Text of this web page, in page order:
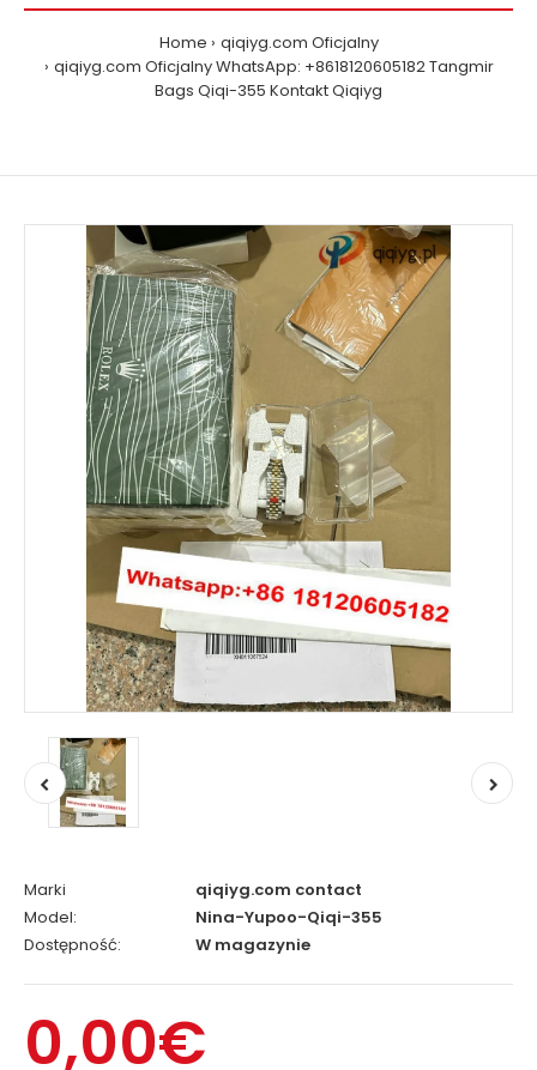
Home
qiqiyg.com Oficjalny
qiqiyg.com Oficjalny WhatsApp: +8618120605182 Tangmir
Bags Qiqi-355 Kontakt Qiqiyg
Marki
qiqiyg.com contact
Model:
Nina-Yupoo-Qiqi-355
Dostępność:
W magazynie
0,00€